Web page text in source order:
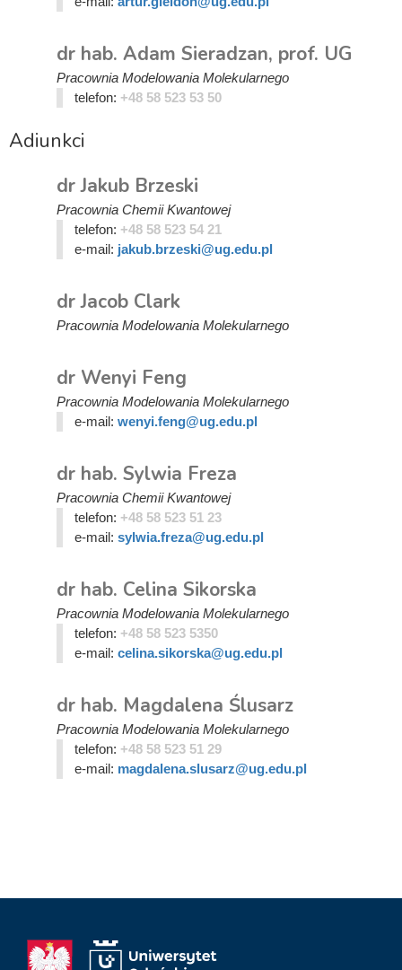
dr hab. Adam Sieradzan, prof. UG
Pracownia Modelowania Molekularnego
telefon: +48 58 523 53 50
Adiunkci
dr Jakub Brzeski
Pracownia Chemii Kwantowej
telefon: +48 58 523 54 21
e-mail: jakub.brzeski@ug.edu.pl
dr Jacob Clark
Pracownia Modelowania Molekularnego
dr Wenyi Feng
Pracownia Modelowania Molekularnego
e-mail: wenyi.feng@ug.edu.pl
dr hab. Sylwia Freza
Pracownia Chemii Kwantowej
telefon: +48 58 523 51 23
e-mail: sylwia.freza@ug.edu.pl
dr hab. Celina Sikorska
Pracownia Modelowania Molekularnego
telefon: +48 58 523 5350
e-mail: celina.sikorska@ug.edu.pl
dr hab. Magdalena Ślusarz
Pracownia Modelowania Molekularnego
telefon: +48 58 523 51 29
e-mail: magdalena.slusarz@ug.edu.pl